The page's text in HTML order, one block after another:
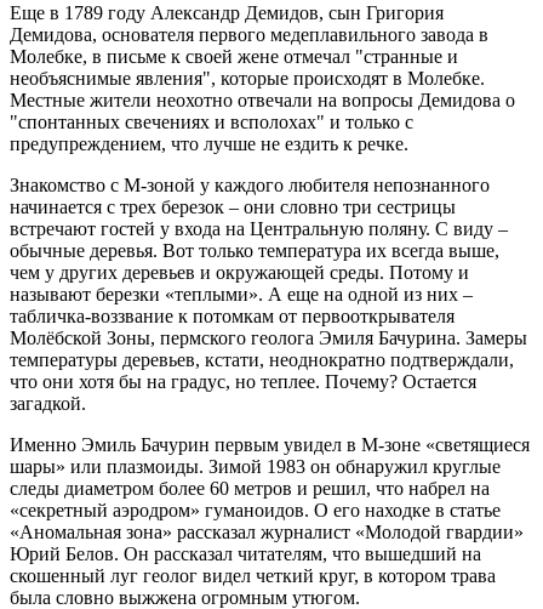
Еще в 1789 году Александр Демидов, сын Григория
Демидова, основателя первого медеплавильного завода в
Молебке, в письме к своей жене отмечал "странные и
необъяснимые явления", которые происходят в Молебке.
Местные жители неохотно отвечали на вопросы Демидова о
"спонтанных свечениях и всполохах" и только с
предупреждением, что лучше не ездить к речке.
Знакомство с М-зоной у каждого любителя непознанного
начинается с трех березок – они словно три сестрицы
встречают гостей у входа на Центральную поляну. С виду –
обычные деревья. Вот только температура их всегда выше,
чем у других деревьев и окружающей среды. Потому и
называют березки «теплыми». А еще на одной из них –
табличка-воззвание к потомкам от первооткрывателя
Молёбской Зоны, пермского геолога Эмиля Бачурина. Замеры
температуры деревьев, кстати, неоднократно подтверждали,
что они хотя бы на градус, но теплее. Почему? Остается
загадкой.
Именно Эмиль Бачурин первым увидел в М-зоне «светящиеся
шары» или плазмоиды. Зимой 1983 он обнаружил круглые
следы диаметром более 60 метров и решил, что набрел на
«секретный аэродром» гуманоидов. О его находке в статье
«Аномальная зона» рассказал журналист «Молодой гвардии»
Юрий Белов. Он рассказал читателям, что вышедший на
скошенный луг геолог видел четкий круг, в котором трава
была словно выжжена огромным утюгом.